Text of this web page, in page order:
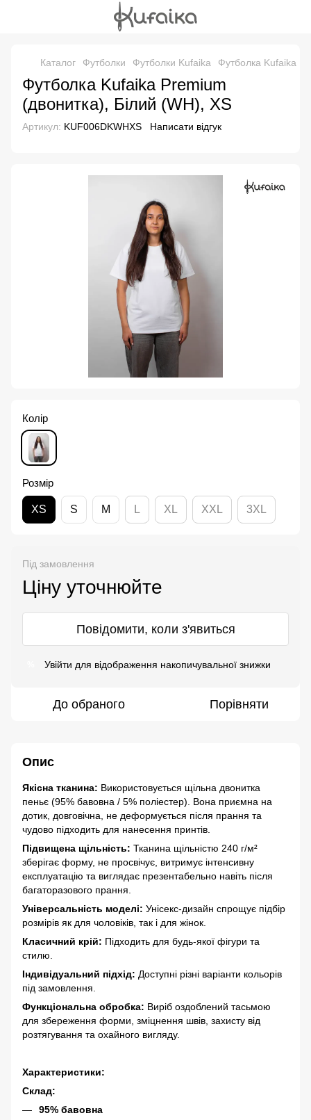
Каталог Футболки Футболки Kufaika Футболка Kufaika
Футболка Kufaika Premium
(двонитка), Білий (WH), XS
Артикул: KUF006DKWHXS Написати відгук
Колір
Розмір
XS S M L XL XXL 3XL
Під замовлення
Ціну уточнюйте
Повідомити, коли з'явиться
Увійти для відображення накопичувальної знижки
До обраного Порівняти
Опис
Якісна тканина: Використовується щільна двонитка
пеньє (95% бавовна / 5% поліестер). Вона приємна на
дотик, довговічна, не деформується після прання та
чудово підходить для нанесення принтів.
Підвищена щільність: Тканина щільністю 240 г/м²
зберігає форму, не просвічує, витримує інтенсивну
експлуатацію та виглядає презентабельно навіть після
багаторазового прання.
Універсальність моделі: Унісекс-дизайн спрощує підбір
розмірів як для чоловіків, так і для жінок.
Класичний крій: Підходить для будь-якої фігури та
стилю.
Індивідуальний підхід: Доступні різні варіанти кольорів
під замовлення.
Функціональна обробка: Виріб оздоблений тасьмою
для збереження форми, зміцнення швів, захисту від
розтягування та охайного вигляду.
Характеристики:
Склад:
95% бавовна